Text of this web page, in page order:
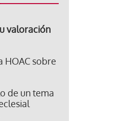
valoración
HOAC sobre
de un tema